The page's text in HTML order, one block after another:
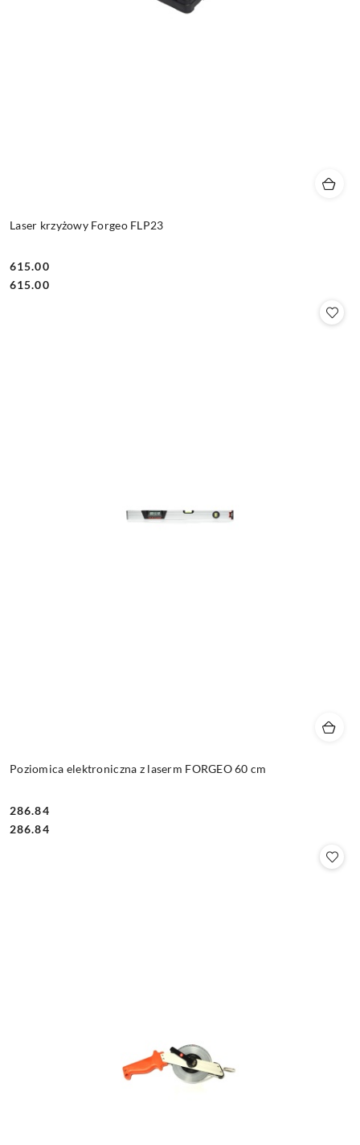
Laser krzyżowy Forgeo FLP23
Cena:
615.00
Cena:
615.00
Poziomica elektroniczna z laserm FORGEO 60 cm
Cena:
286.84
Cena:
286.84